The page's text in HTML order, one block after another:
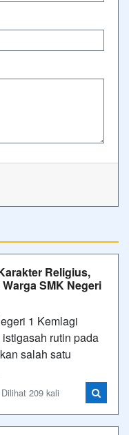
Religius,
SMK Negeri
1 Kemlagi
rutin pada
salah satu
209 kali